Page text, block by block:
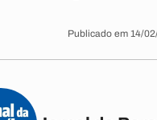
Publicado em 14/